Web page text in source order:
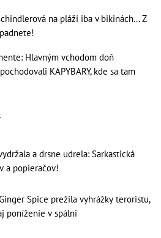
na pláži iba v bikinách... Z
Hlavným vchodom doň
KAPYBARY, kde sa tam
a drsne udrela: Sarkastická
a popieračov!
Spice prežila vyhrážky teroristu,
poníženie v spálni